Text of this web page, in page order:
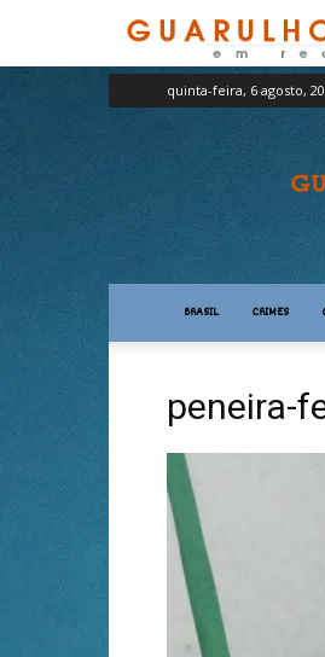
quinta-feira, 6 agosto,
Guarulhos
em
Rede
BRASIL CRIMES
peneira-